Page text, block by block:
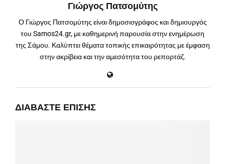
Γιώργος Πατσομύτης
Ο Γιώργος Πατσομύτης είναι δημοσιογράφος και δημιουργός
του Samos24.gr, με καθημερινή παρουσία στην ενημέρωση
της Σάμου. Καλύπτει θέματα τοπικής επικαιρότητας με έμφαση
στην ακρίβεια και την αμεσότητα του ρεπορτάζ.
ΔΙΑΒΆΣΤΕ ΕΠΊΣΗΣ